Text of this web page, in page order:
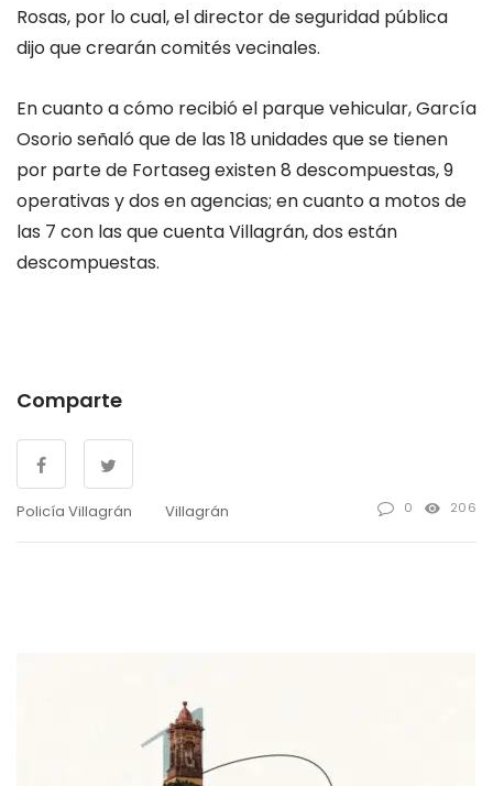
Rosas, por lo cual, el director de seguridad pública
dijo que crearán comités vecinales.
En cuanto a cómo recibió el parque vehicular, García
Osorio señaló que de las 18 unidades que se tienen
por parte de Fortaseg existen 8 descompuestas, 9
operativas y dos en agencias; en cuanto a motos de
las 7 con las que cuenta Villagrán, dos están
descompuestas.
Comparte
Policía Villagrán Villagrán 0 206